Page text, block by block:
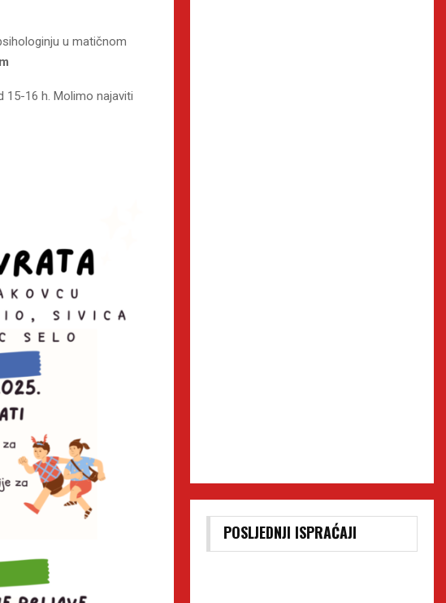
u matičnom
15-16 h. Molimo najaviti
POSLJEDNJI ISPRAĆAJI